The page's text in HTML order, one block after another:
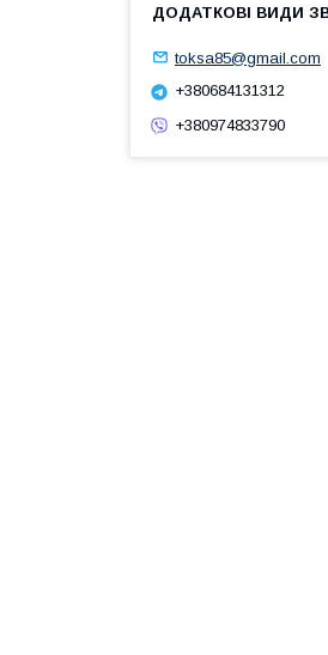
toksa85@gmail.com
+380684131312
+380974833790